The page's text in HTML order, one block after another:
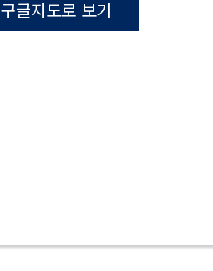
구글지도로 보기